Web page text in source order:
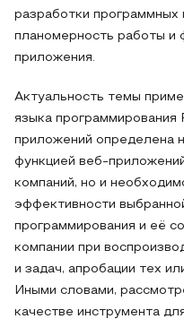
разработки
планомерность работы и
приложения.
Актуальность темы
языка
приложений определена
функцией веб-
компаний, но и
эффективности
программирования и её
компании при
и задач, апробации тех
Иными словами,
качестве инструмента